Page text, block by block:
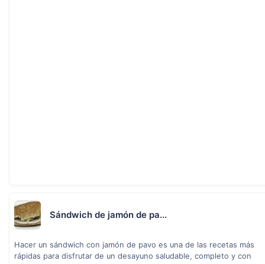
Sándwich de jamón de pa...
Hacer un sándwich con jamón de pavo es una de las recetas más
rápidas para disfrutar de un desayuno saludable, completo y con